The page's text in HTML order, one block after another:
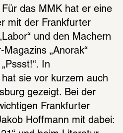
das MMK hat er eine
mit der Frankfurter
und den Machern
„Anorak“
In
sie vor kurzem auch
gezeigt. Bei der
Frankfurter
Hoffmann mit dabei: